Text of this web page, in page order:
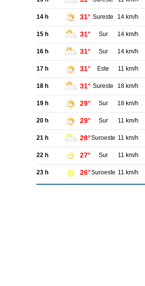
14 h 31° Sureste 14 km/h
15 h 31° Sur 14 km/h
16 h 31° Sur 14 km/h
17 h 31° Este 11 km/h
18 h 31° Sureste 18 km/h
19 h 29° Sur 18 km/h
20 h 29° Sur 11 km/h
21 h 28°Suroeste 11 km/h
22 h 27° Sur 11 km/h
23 h 26°Suroeste 11 km/h